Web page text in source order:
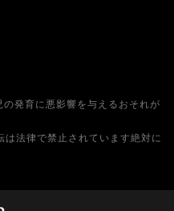
発育に悪影響を与えるおそれが
法律で禁止されています絶対に